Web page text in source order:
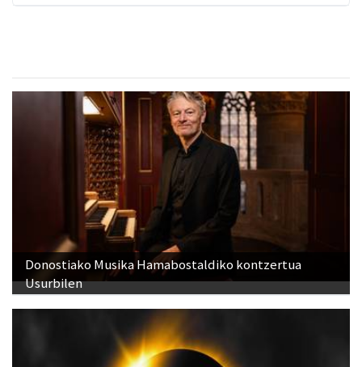
Donostiako Musika Hamabostaldiko kontzertua
Usurbilen